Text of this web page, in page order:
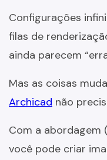
Configurações
filas de
ainda parecem
Mas as coisas
Archicad não
Com a abordagem
você pode criar